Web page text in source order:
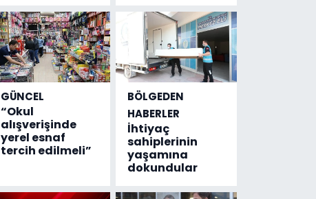
GÜNCEL
“Okul
alışverişinde
yerel esnaf
tercih edilmeli”
BÖLGEDEN
HABERLER
İhtiyaç
sahiplerinin
yaşamına
dokundular